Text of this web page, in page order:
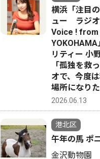
横浜「注目
ュー ラジオ
Voice ! from
リティー 小
「孤独を救
オで、今度
場所になりた
2026.06.13
港北区
午年の馬 ポ
金沢動物園